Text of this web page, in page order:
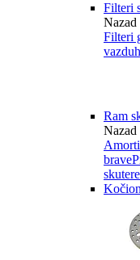
Filteri
Nazad
Filteri
Ram
Nazad
brave
skutere